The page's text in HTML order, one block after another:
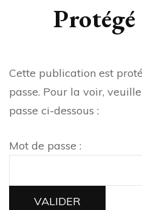
Cette publication est
passe. Pour la voir,
passe ci-dessous :
Mot de passe :